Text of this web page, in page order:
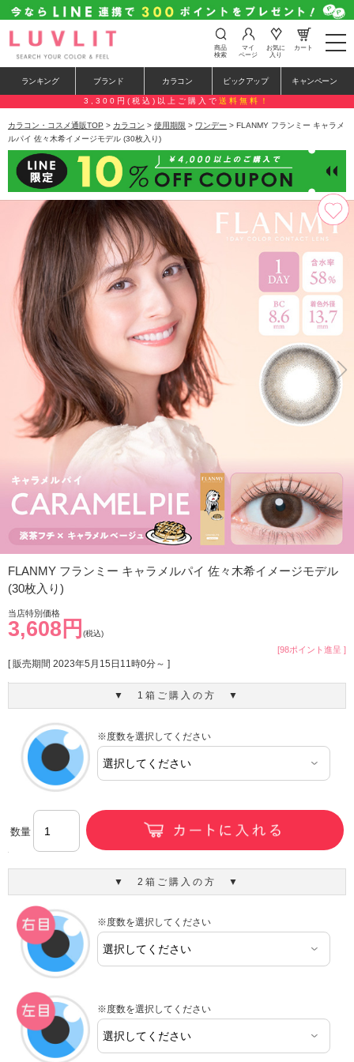
t
o
e
n
a
a
i
o
n
商品
検索
マイ
ページ
お気に
入り
カート
ランキング ブランド カラコン ピックアップ キャンペーン
3,300円(税込)以上ご購入で 送料無料！
カラコン・コスメ通販TOP > カラコン > 使用期限 > ワンデー > FLANMY フランミー キャラメ
ルパイ 佐々木希イメージモデル (30枚入り)
FLANMY フランミー キャラメルパイ 佐々木希イメージモデル
(30枚入り)
当店特別価格
3,608円 (税込)
[98ポイント進呈 ]
[ 販売期間 2023年5月15日11時0分～ ]
▼ 1箱ご購入の方 ▼
※度数を選択してください
数量
▼ 2箱ご購入の方 ▼
※度数を選択してください
※度数を選択してください